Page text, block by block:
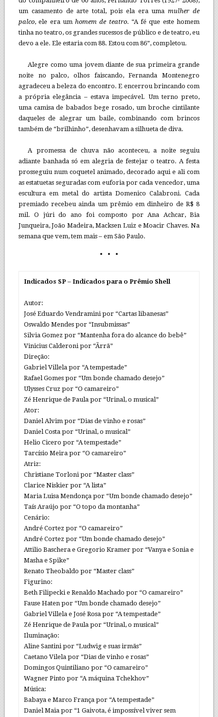
um casamento de arte total, pois ela era umamulher de
palco, ele era umhomem de teatro. “A fé que este homem
tinha no teatro, os grandes sucessos de público e de teatro, eu
devo a ele. Ele estaria com 88. Estou com 86”, completou.
Alegre como uma jovem diante de sua primeira grande
noite no palco, olhos faiscando, Fernanda Montenegro
agradeceu a beleza do encontro. E encerrou brincando com
a própria elegância – estava impecável. Um terno preto,
uma camisa de babados bege rosado, um broche cintilante
daqueles de alegrar um baile, combinando com brincos
também de “brilhinho”, desenhavam a silhueta de diva.
A promessa de chuva não aconteceu, a noite seguiu
adiante banhada só em alegria de festejar o teatro. A festa
prosseguiu num coquetel animado, decorado aqui e ali com
as estatuetas seguradas com euforia por cada vencedor, uma
escultura em metal do artista Domenico Calabroni. Cada
premiado recebeu ainda um prêmio em dinheiro de R$ 8
mil. O júri do ano foi composto por Ana Achcar, Bia
Junqueira, João Madeira, Macksen Luiz e Moacir Chaves. Na
semana que vem, tem mais – em São Paulo.
Indicados SP – Indicados para o Prêmio Shell
Autor:
José Eduardo Vendramini por “Cartas libanesas”
Oswaldo Mendes por “Insubmissas”
Silvia Gomez por “Mantenha fora do alcance do bebê”
Vinicius Calderoni por “Ãrrã”
Direção:
Gabriel Villela por “A tempestade”
Rafael Gomes por “Um bonde chamado desejo”
Ulysses Cruz por “O camareiro”
Zé Henrique de Paula por “Urinal, o musical”
Ator:
Daniel Alvim por “Dias de vinho e rosas”
Daniel Costa por “Urinal, o musical”
Helio Cicero por “A tempestade”
Tarcísio Meira por “O camareiro”
Atriz:
Christiane Torloni por “Master class”
Clarice Niskier por “A lista”
Maria Luisa Mendonça por “Um bonde chamado desejo”
Taís Araújo por “O topo da montanha”
Cenário:
André Cortez por “O camareiro”
André Cortez por “Um bonde chamado desejo”
Attilio Baschera e Gregorio Kramer por “Vanya e Sonia e
Masha e Spike”
Renato Theobaldo por “Master class”
Figurino:
Beth Filipecki e Renaldo Machado por “O camareiro”
Fause Haten por “Um bonde chamado desejo”
Gabriel Villela e José Rosa por “A tempestade”
Zé Henrique de Paula por “Urinal, o musical”
Iluminação:
Aline Santini por “Ludwig e suas irmãs”
Caetano Vilela por “Dias de vinho e rosas”
Domingos Quintiliano por “O camareiro”
Wagner Pinto por “A máquina Tchekhov”
Música:
Babaya e Marco França por “A tempestade”
Daniel Maia por “1 Gaivota, é impossível viver sem